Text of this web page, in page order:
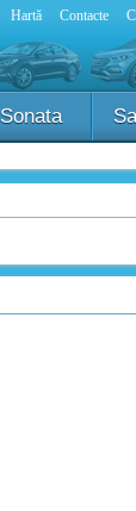
Hartă Contacte
Sonata